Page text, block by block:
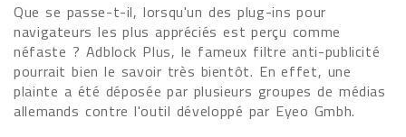
Que se passe-t-il, lorsqu'un des plug-ins pour
navigateurs les plus appréciés est perçu comme
néfaste ? Adblock Plus, le fameux filtre anti-publicité
pourrait bien le savoir très bientôt. En effet, une
plainte a été déposée par plusieurs groupes de médias
allemands contre l'outil développé par Eyeo Gmbh.